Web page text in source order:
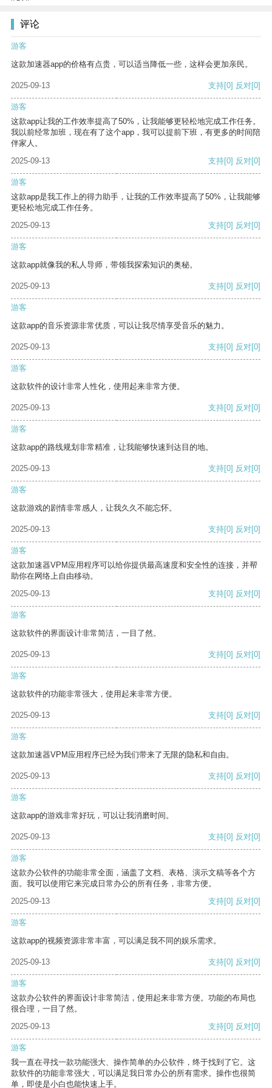
评论
游客
这款加速器app的价格有点贵，可以适当降低一些，这样会更加亲民。
2025-09-13 支持[0] 反对[0]
游客
这款app让我的工作效率提高了50%，让我能够更轻松地完成工作任务。
我以前经常加班，现在有了这个app，我可以提前下班，有更多的时间陪
伴家人。
2025-09-13
支持[0] 反对[0]
游客
这款app是我工作上的得力助手，让我的工作效率提高了50%，让我能够
更轻松地完成工作任务。
2025-09-13
支持[0] 反对[0]
游客
这款app就像我的私人导师，带领我探索知识的奥秘。
2025-09-13 支持[0] 反对[0]
游客
这款app的音乐资源非常优质，可以让我尽情享受音乐的魅力。
2025-09-13 支持[0] 反对[0]
游客
这款软件的设计非常人性化，使用起来非常方便。
2025-09-13 支持[0] 反对[0]
游客
这款app的路线规划非常精准，让我能够快速到达目的地。
2025-09-13 支持[0] 反对[0]
游客
这款游戏的剧情非常感人，让我久久不能忘怀。
2025-09-13 支持[0] 反对[0]
游客
这款加速器VPM应用程序可以给你提供最高速度和安全性的连接，并帮
助你在网络上自由移动。
2025-09-13
支持[0] 反对[0]
游客
这款软件的界面设计非常简洁，一目了然。
2025-09-13 支持[0] 反对[0]
游客
这款软件的功能非常强大，使用起来非常方便。
2025-09-13 支持[0] 反对[0]
游客
这款加速器VPM应用程序已经为我们带来了无限的隐私和自由。
2025-09-13 支持[0] 反对[0]
游客
这款app的游戏非常好玩，可以让我消磨时间。
2025-09-13 支持[0] 反对[0]
游客
这款办公软件的功能非常全面，涵盖了文档、表格、演示文稿等各个方
面。我可以使用它来完成日常办公的所有任务，非常方便。
2025-09-13
支持[0] 反对[0]
游客
这款app的视频资源非常丰富，可以满足我不同的娱乐需求。
2025-09-13 支持[0] 反对[0]
游客
这款办公软件的界面设计非常简洁，使用起来非常方便。功能的布局也
很合理，一目了然。
2025-09-13
支持[0] 反对[0]
游客
我一直在寻找一款功能强大、操作简单的办公软件，终于找到了它。这
款软件的功能非常强大，可以满足我日常办公的所有需求。操作也很简
单，即使是小白也能快速上手。